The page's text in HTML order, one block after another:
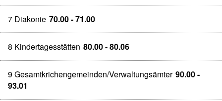
7 Diakonie 70.00 - 71.00
8 Kindertagesstätten 80.00 - 80.06
9 Gesamtkrichengemeinden/Verwaltungsämter 90.00 -
93.01